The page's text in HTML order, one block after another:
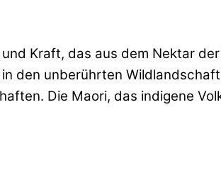
Kraft, das aus dem Nektar
den unberührten
Die Maori, das indigene